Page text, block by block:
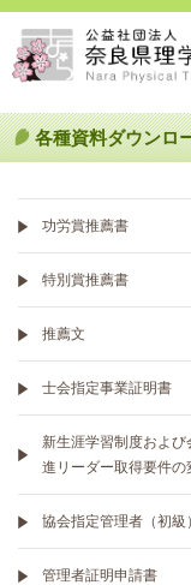
各種資料ダウンロ
功労賞推薦書
特別賞推薦書
推薦文
士会指定事業証明書
新生涯学習制度およ
進リーダー取得要件の
協会指定管理者（初
管理者証明申請書